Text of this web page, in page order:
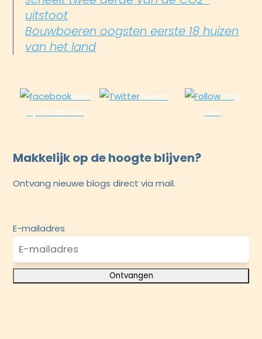
uitstoot
Bouwboeren oogsten eerste 18 huizen
van het land
Deel
op Facebook
Tweet
Volg
ons
Makkelijk op de hoogte blijven?
Ontvang nieuwe blogs direct via mail.
E-mailadres